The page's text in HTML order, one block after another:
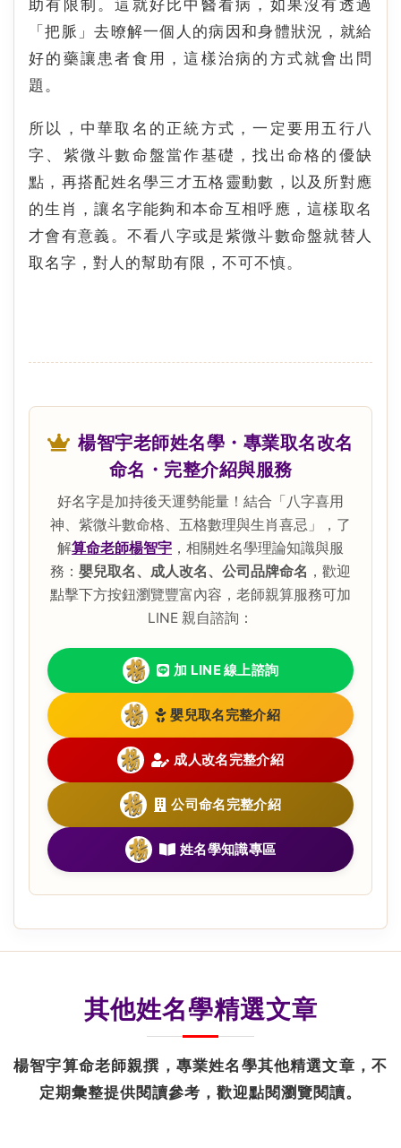
助有限制。這就好比中醫看病，如果沒有透過
「把脈」去暸解一個人的病因和身體狀況，就給
好的藥讓患者食用，這樣治病的方式就會出問
題。
所以，中華取名的正統方式，一定要用五行八
字、紫微斗數命盤當作基礎，找出命格的優缺
點，再搭配姓名學三才五格靈動數，以及所對應
的生肖，讓名字能夠和本命互相呼應，這樣取名
才會有意義。不看八字或是紫微斗數命盤就替人
取名字，對人的幫助有限，不可不慎。
楊智宇老師姓名學・專業取名改名
命名・完整介紹與服務
好名字是加持後天運勢能量！結合「八字喜用
神、紫微斗數命格、五格數理與生肖喜忌」，了
解算命老師楊智宇 ，相關姓名學理論知識與服
務： 嬰兒取名、成人改名、公司品牌命名 ，歡迎
點擊下方按鈕瀏覽豐富內容，老師親算服務可加
LINE 親自諮詢：
加 LINE 線上諮詢
嬰兒取名完整介紹
成人改名完整介紹
公司命名完整介紹
姓名學知識專區
其他姓名學精選文章
楊智宇算命老師親撰，專業姓名學其他精選文章，不
定期彙整提供閱讀參考，歡迎點閱瀏覽閱讀。